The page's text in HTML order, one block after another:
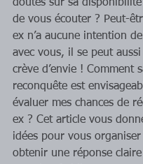
doutes sur sa
de vous écouter ? Peut-
ex n’a aucune intention
avec vous, il se peut aussi
crève d’envie ! Comment
reconquête est
évaluer mes chances de
ex ? Cet article vous
idées pour vous
obtenir une réponse